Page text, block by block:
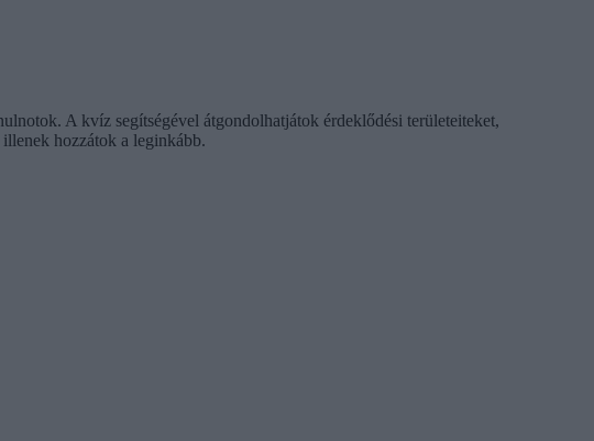
A kvíz segítségével átgondolhatjátok érdeklődési területeiteket,
hozzátok a leginkább.